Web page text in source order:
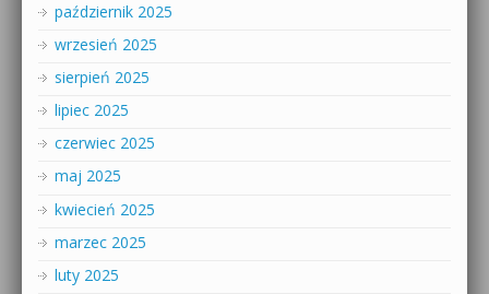
październik 2025
wrzesień 2025
sierpień 2025
lipiec 2025
czerwiec 2025
maj 2025
kwiecień 2025
marzec 2025
luty 2025